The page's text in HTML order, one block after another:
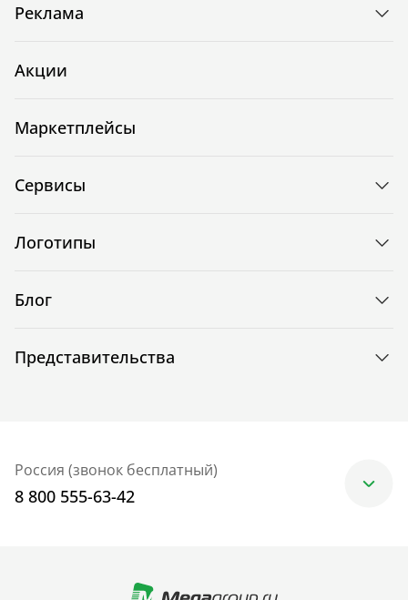
Реклама
Акции
Маркетплейсы
Сервисы
Логотипы
Блог
Представительства
Россия (звонок бесплатный)
8 800 555-63-42
+7 (499) 705-30-10